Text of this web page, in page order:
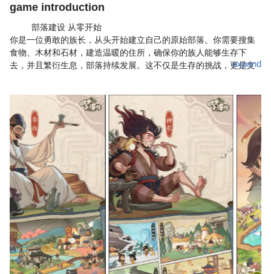
game introduction
部落建设 从零开始
你是一位勇敢的族长，从头开始建立自己的原始部落。你需要搜集
食物、木材和石材，建造温暖的住所，确保你的族人能够生存下
去，并且繁衍生息，部落持续发展。这不仅是生存的挑战，更是文
expand